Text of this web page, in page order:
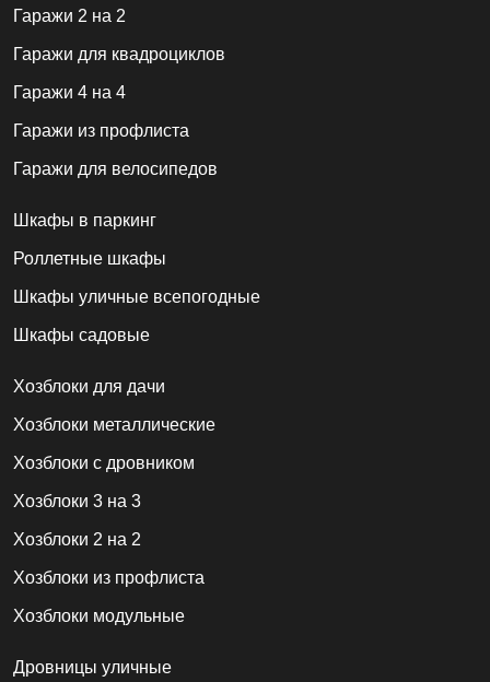
Гаражи 2 на 2
Гаражи для квадроциклов
Гаражи 4 на 4
Гаражи из профлиста
Гаражи для велосипедов
Шкафы в паркинг
Роллетные шкафы
Шкафы уличные всепогодные
Шкафы садовые
Хозблоки для дачи
Хозблоки металлические
Хозблоки с дровником
Хозблоки 3 на 3
Хозблоки 2 на 2
Хозблоки из профлиста
Хозблоки модульные
Дровницы уличные